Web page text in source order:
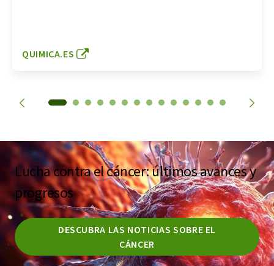
QUIMICA.ES
Lucha contra el cáncer: últimos avances y
progresos
DESCUBRA LAS NOTICIAS SOBRE EL
CÁNCER